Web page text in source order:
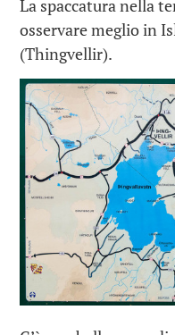
La spaccatura nella
osservare meglio in
(Thingvellir).